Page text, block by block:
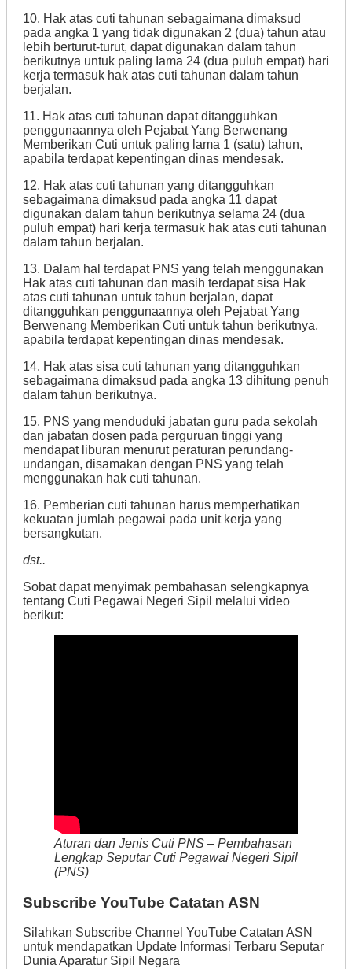
10. Hak atas cuti tahunan sebagaimana dimaksud
pada angka 1 yang tidak digunakan 2 (dua) tahun atau
lebih berturut-turut, dapat digunakan dalam tahun
berikutnya untuk paling Iama 24 (dua puluh empat) hari
kerja termasuk hak atas cuti tahunan dalam tahun
berjalan.
11. Hak atas cuti tahunan dapat ditangguhkan
penggunaannya oleh Pejabat Yang Berwenang
Memberikan Cuti untuk paling lama 1 (satu) tahun,
apabila terdapat kepentingan dinas mendesak.
12. Hak atas cuti tahunan yang ditangguhkan
sebagaimana dimaksud pada angka 11 dapat
digunakan dalam tahun berikutnya selama 24 (dua
puluh empat) hari kerja termasuk hak atas cuti tahunan
dalam tahun berjalan.
13. Dalam hal terdapat PNS yang telah menggunakan
Hak atas cuti tahunan dan masih terdapat sisa Hak
atas cuti tahunan untuk tahun berjalan, dapat
ditangguhkan penggunaannya oleh Pejabat Yang
Berwenang Memberikan Cuti untuk tahun berikutnya,
apabila terdapat kepentingan dinas mendesak.
14. Hak atas sisa cuti tahunan yang ditangguhkan
sebagaimana dimaksud pada angka 13 dihitung penuh
dalam tahun berikutnya.
15. PNS yang menduduki jabatan guru pada sekolah
dan jabatan dosen pada perguruan tinggi yang
mendapat liburan menurut peraturan perundang-
undangan, disamakan dengan PNS yang telah
menggunakan hak cuti tahunan.
16. Pemberian cuti tahunan harus memperhatikan
kekuatan jumlah pegawai pada unit kerja yang
bersangkutan.
dst..
Sobat dapat menyimak pembahasan selengkapnya
tentang Cuti Pegawai Negeri Sipil melalui video
berikut:
Aturan dan Jenis Cuti PNS – Pembahasan
Lengkap Seputar Cuti Pegawai Negeri Sipil
(PNS)
Subscribe YouTube Catatan ASN
Silahkan Subscribe Channel YouTube Catatan ASN
untuk mendapatkan Update Informasi Terbaru Seputar
Dunia Aparatur Sipil Negara